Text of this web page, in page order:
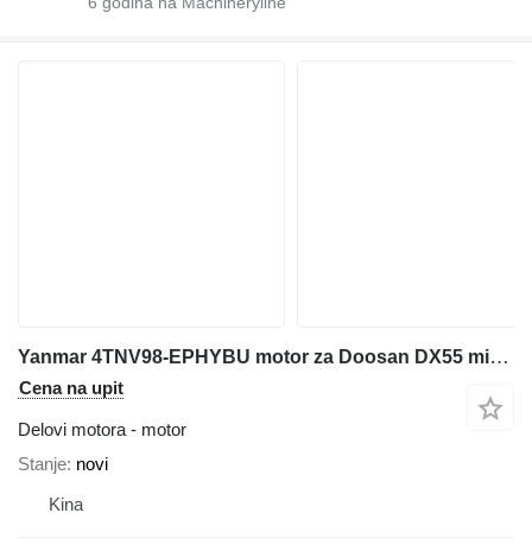
Yanmar 4TNV98-EPHYBU motor za Doosan DX55 mini bagera
Cena na upit
Delovi motora - motor
Stanje novi
Kina